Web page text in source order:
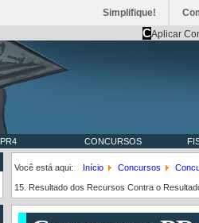
Simplifique!
CAplicar
PR4 CONCURSOS
Você está aqui: Início Concursos
15. Resultado dos Recursos Contra o